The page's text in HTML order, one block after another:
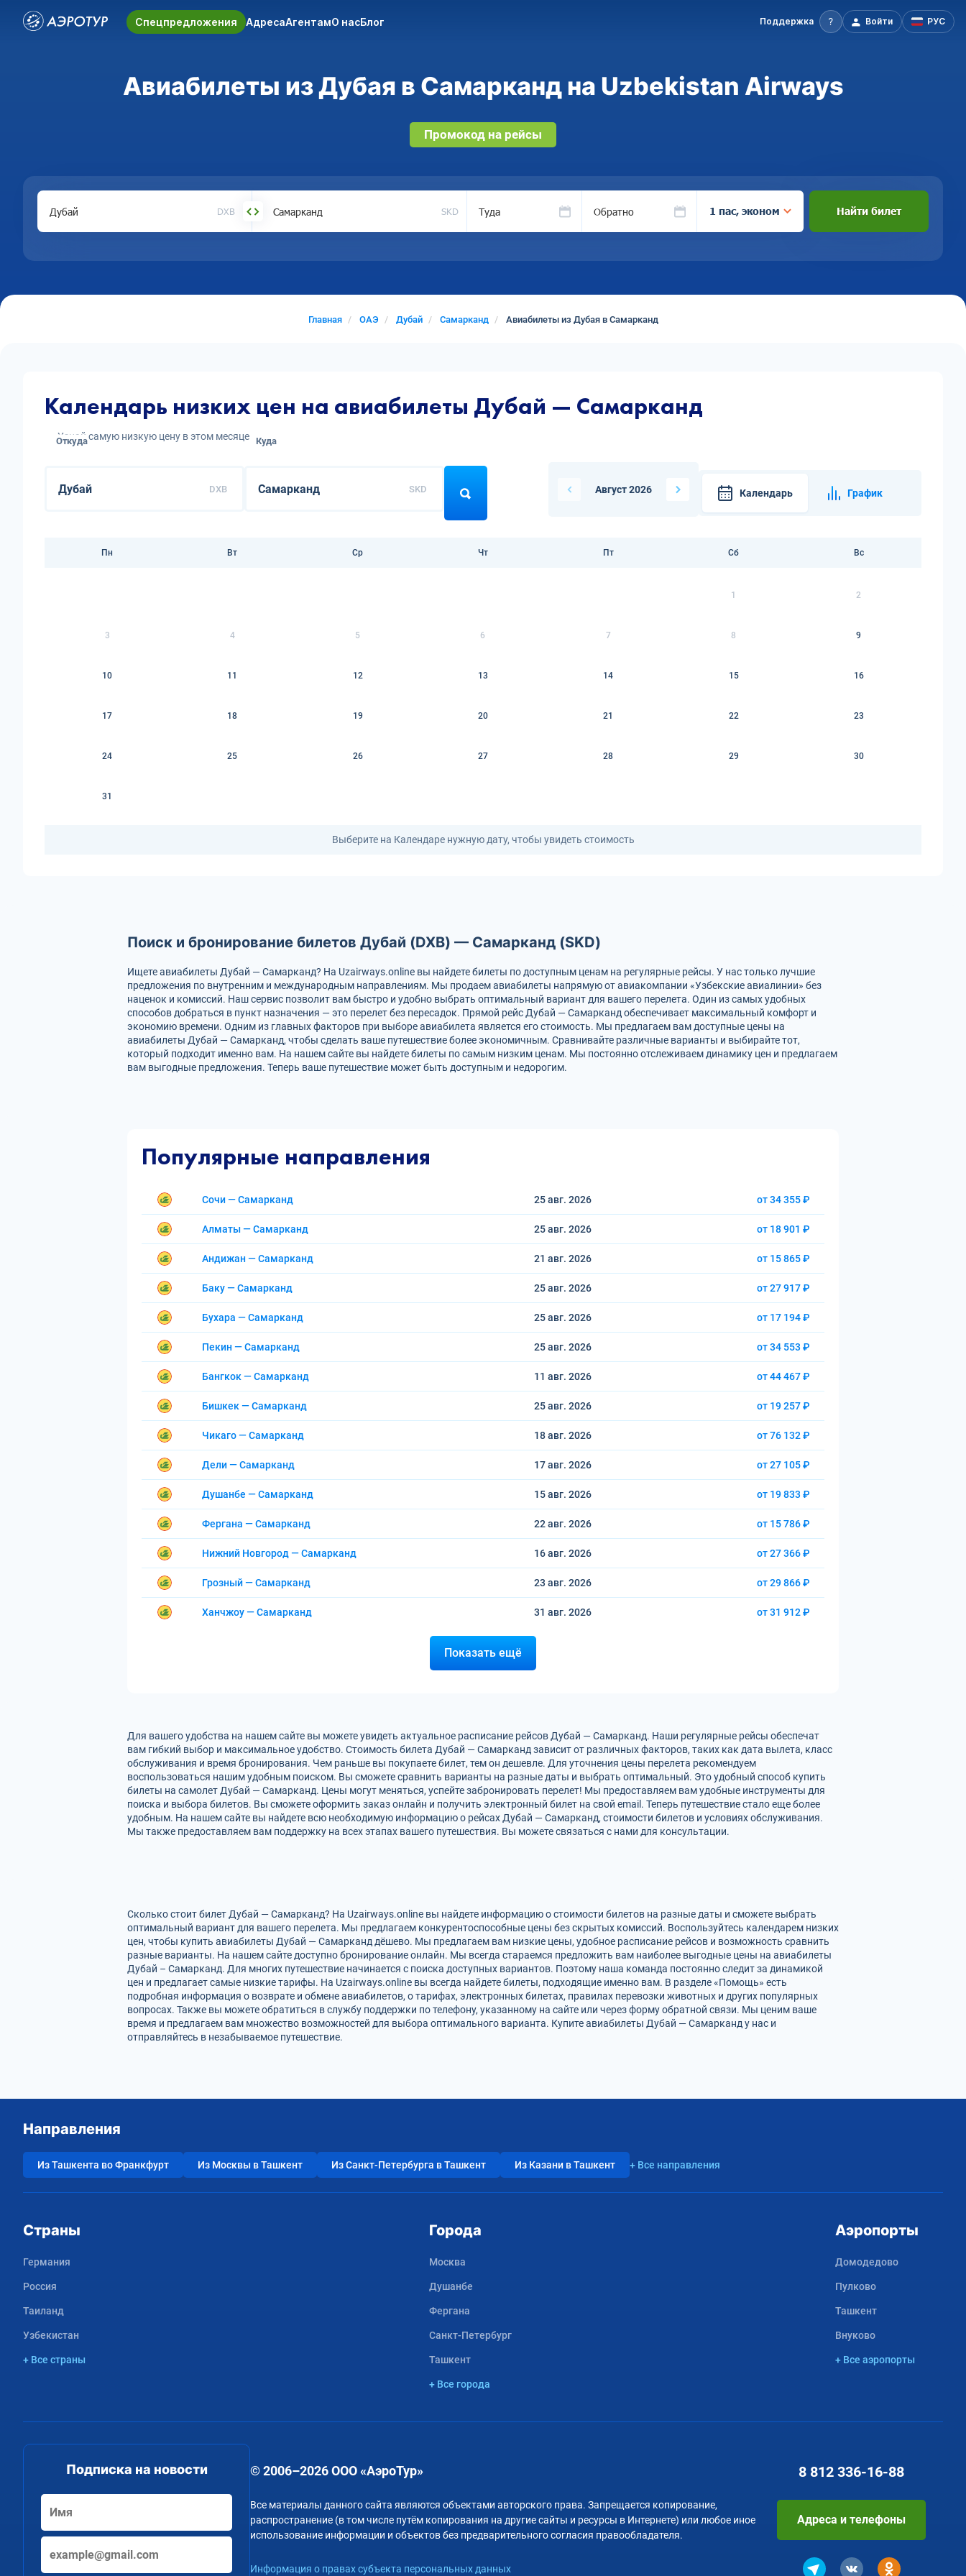
Спецпредложения АдресаАгентамО насБлог Поддержка Войти РУС
Авиабилеты из Дубая в Самарканд на Uzbekistan Airways
Промокод на рейсы
DXB SKD Туда Обратно 1 пас, эконом Найти билет
Главная ОАЭ Дубай Самарканд Авиабилеты из Дубая в Самарканд
Календарь низких цен на авиабилеты Дубай — Самарканд
Узнай самую низкую цену в этом месяце
Откуда
DXB
Куда
SKD Август 2026 Календарь График
Пн Вт Ср Чт Пт Сб Вс
1 2
3 4 5 6 7 8 9
10 11 12 13 14 15 16
17 18 19 20 21 22 23
24 25 26 27 28 29 30
31
Выберите на Календаре нужную дату, чтобы увидеть стоимость
Поиск и бронирование билетов Дубай (DXB) — Самарканд (SKD)
Ищете авиабилеты Дубай — Самарканд? На Uzairways.online вы найдете билеты по доступным ценам на регулярные рейсы. У нас только лучшие
предложения по внутренним и международным направлениям. Мы продаем авиабилеты напрямую от авиакомпании «Узбекские авиалинии» без
наценок и комиссий. Наш сервис позволит вам быстро и удобно выбрать оптимальный вариант для вашего перелета. Один из самых удобных
способов добраться в пункт назначения — это перелет без пересадок. Прямой рейс Дубай — Самарканд обеспечивает максимальный комфорт и
экономию времени. Одним из главных факторов при выборе авиабилета является его стоимость. Мы предлагаем вам доступные цены на
авиабилеты Дубай — Самарканд, чтобы сделать ваше путешествие более экономичным. Сравнивайте различные варианты и выбирайте тот,
который подходит именно вам. На нашем сайте вы найдете билеты по самым низким ценам. Мы постоянно отслеживаем динамику цен и предлагаем
вам выгодные предложения. Теперь ваше путешествие может быть доступным и недорогим.
Популярные направления
Сочи — Самарканд 25 авг. 2026 от 34 355 ₽
Алматы — Самарканд 25 авг. 2026 от 18 901 ₽
Андижан — Самарканд 21 авг. 2026 от 15 865 ₽
Баку — Самарканд 25 авг. 2026 от 27 917 ₽
Бухара — Самарканд 25 авг. 2026 от 17 194 ₽
Пекин — Самарканд 25 авг. 2026 от 34 553 ₽
Бангкок — Самарканд 11 авг. 2026 от 44 467 ₽
Бишкек — Самарканд 25 авг. 2026 от 19 257 ₽
Чикаго — Самарканд 18 авг. 2026 от 76 132 ₽
Дели — Самарканд 17 авг. 2026 от 27 105 ₽
Душанбе — Самарканд 15 авг. 2026 от 19 833 ₽
Фергана — Самарканд 22 авг. 2026 от 15 786 ₽
Нижний Новгород — Самарканд 16 авг. 2026 от 27 366 ₽
Грозный — Самарканд 23 авг. 2026 от 29 866 ₽
Ханчжоу — Самарканд 31 авг. 2026 от 31 912 ₽
Показать ещё
Для вашего удобства на нашем сайте вы можете увидеть актуальное расписание рейсов Дубай — Самарканд. Наши регулярные рейсы обеспечат
вам гибкий выбор и максимальное удобство. Стоимость билета Дубай — Самарканд зависит от различных факторов, таких как дата вылета, класс
обслуживания и время бронирования. Чем раньше вы покупаете билет, тем он дешевле. Для уточнения цены перелета рекомендуем
воспользоваться нашим удобным поиском. Вы сможете сравнить варианты на разные даты и выбрать оптимальный. Это удобный способ купить
билеты на самолет Дубай — Самарканд. Цены могут меняться, успейте забронировать перелет! Мы предоставляем вам удобные инструменты для
поиска и выбора билетов. Вы сможете оформить заказ онлайн и получить электронный билет на свой email. Теперь путешествие стало еще более
удобным. На нашем сайте вы найдете всю необходимую информацию о рейсах Дубай — Самарканд, стоимости билетов и условиях обслуживания.
Мы также предоставляем вам поддержку на всех этапах вашего путешествия. Вы можете связаться с нами для консультации.
Сколько стоит билет Дубай — Самарканд? На Uzairways.online вы найдете информацию о стоимости билетов на разные даты и сможете выбрать
оптимальный вариант для вашего перелета. Мы предлагаем конкурентоспособные цены без скрытых комиссий. Воспользуйтесь календарем низких
цен, чтобы купить авиабилеты Дубай — Самарканд дёшево. Мы предлагаем вам низкие цены, удобное расписание рейсов и возможность сравнить
разные варианты. На нашем сайте доступно бронирование онлайн. Мы всегда стараемся предложить вам наиболее выгодные цены на авиабилеты
Дубай – Самарканд. Для многих путешествие начинается с поиска доступных вариантов. Поэтому наша команда постоянно следит за динамикой
цен и предлагает самые низкие тарифы. На Uzairways.online вы всегда найдете билеты, подходящие именно вам. В разделе «Помощь» есть
подробная информация о возврате и обмене авиабилетов, о тарифах, электронных билетах, правилах перевозки животных и других популярных
вопросах. Также вы можете обратиться в службу поддержки по телефону, указанному на сайте или через форму обратной связи. Мы ценим ваше
время и предлагаем вам множество возможностей для выбора оптимального варианта. Купите авиабилеты Дубай — Самарканд у нас и
отправляйтесь в незабываемое путешествие.
Направления
Из Ташкента во Франкфурт Из Москвы в Ташкент Из Санкт-Петербурга в Ташкент Из Казани в Ташкент + Все направления
Страны
Германия
Россия
Таиланд
Узбекистан
+ Все страны
Города
Москва
Душанбе
Фергана
Санкт-Петербург
Ташкент
+ Все города
Аэропорты
Домодедово
Пулково
Ташкент
Внуково
+ Все аэропорты
Подписка на новости © 2006–2026 ООО «АэроТур»
Все материалы данного сайта являются объектами авторского права. Запрещается копирование,
распространение (в том числе путём копирования на другие сайты и ресурсы в Интернете) или любое иное
использование информации и объектов без предварительного согласия правообладателя.
Информация о правах субъекта персональных данных
8 812 336-16-88
Адреса и телефоны